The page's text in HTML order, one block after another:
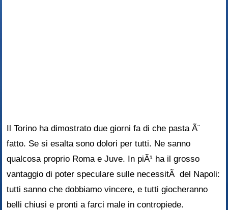
Il Torino ha dimostrato due giorni fa di che pasta Ã¨
fatto. Se si esalta sono dolori per tutti. Ne sanno
qualcosa proprio Roma e Juve. In piÃ¹ ha il grosso
vantaggio di poter speculare sulle necessitÃ del Napoli:
tutti sanno che dobbiamo vincere, e tutti giocheranno
belli chiusi e pronti a farci male in contropiede.